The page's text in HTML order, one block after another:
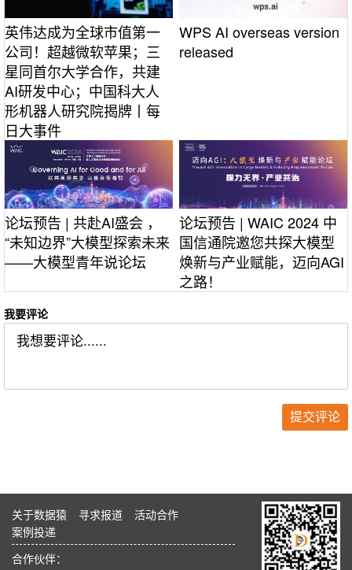
英伟达成为全球市值第一
公司！超越微软苹果；三
星同首尔大学合作，共建
AI研发中心；中国科大人
形机器人研究院揭牌丨每
日大事件
WPS AI overseas version
released
论坛预告 | 共赴AI盛会 ，
“未知边界”大模型探索未来
——大模型青年说论坛
论坛预告 | WAIC 2024 中
国信通院邀您共探大模型
焕新与产业赋能，迈向AGI
之路！
我要评论
关于数据猿 寻求报道
活动合作
案例投递
合作伙伴：